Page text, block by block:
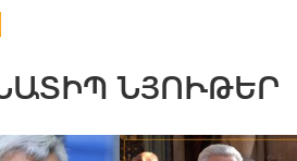
ՆՅՈՒԹԵՐ